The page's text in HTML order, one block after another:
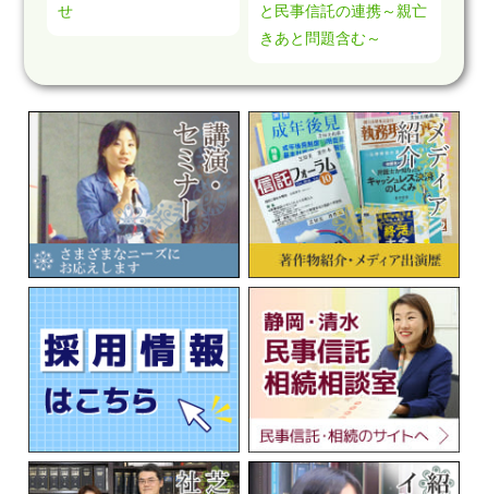
せ
と民事信託の連携～親亡
きあと問題含む～